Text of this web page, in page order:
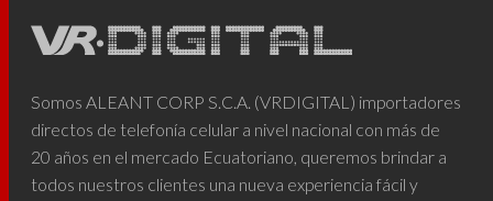
Somos ALEANT CORP S.C.A. (VRDIGITAL) importadores
directos de telefonía celular a nivel nacional con más de
20 años en el mercado Ecuatoriano, queremos brindar a
todos nuestros clientes una nueva experiencia fácil y